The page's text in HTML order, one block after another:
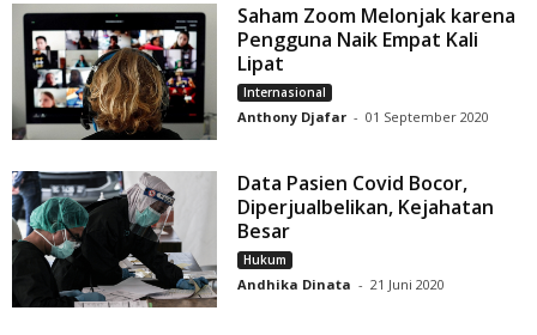
Saham Zoom Melonjak karena
Pengguna Naik Empat Kali
Lipat
Internasional
Anthony Djafar - 01 September 2020
Data Pasien Covid Bocor,
Diperjualbelikan, Kejahatan
Besar
Hukum
Andhika Dinata - 21 Juni 2020